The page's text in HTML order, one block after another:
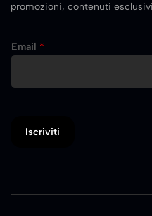
promozioni, contenuti
Email *
Iscriviti